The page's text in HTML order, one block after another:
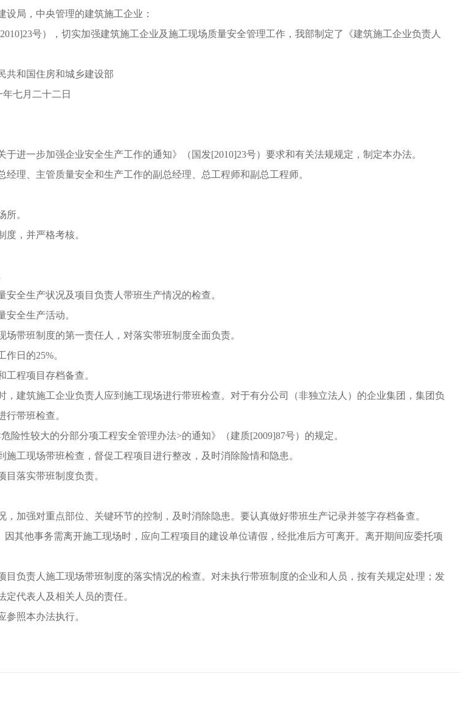
局，中央管理的建筑施工企业：
号），切实加强建筑施工企业及施工现场质量安全管理工作，我部制定了《建筑施工企业负责人
建设部
日
一步加强企业安全生产工作的通知》（国发[2010]23号）要求和有关法规规定，制定本办法。
、主管质量安全和生产工作的副总经理、总工程师和副总工程师。
。
，并严格考核。
全生产状况及项目负责人带班生产情况的检查。
全生产活动。
班制度的第一责任人，对落实带班制度全面负责。
日的25%。
程项目存档备查。
筑施工企业负责人应到施工现场进行带班检查。对于有分公司（非独立法人）的企业集团，集团负
带班检查。
性较大的分部分项工程安全管理办法>的通知》（建质[2009]87号）的规定。
现场带班检查，督促工程项目进行整改，及时消除险情和隐患。
落实带班制度负责。
强对重点部位、关键环节的控制，及时消除隐患。要认真做好带班生产记录并签字存档备查。
他事务需离开施工现场时，应向工程项目的建设单位请假，经批准后方可离开。离开期间应委托项
责人施工现场带班制度的落实情况的检查。对未执行带班制度的企业和人员，按有关规定处理；发
代表人及相关人员的责任。
照本办法执行。